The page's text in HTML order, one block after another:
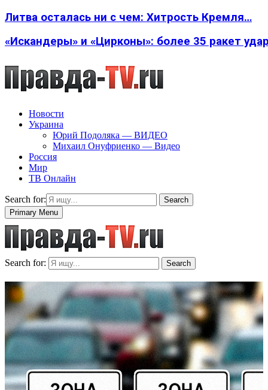
Литва осталась ни с чем: Хитрость Кремля…
«Искандеры» и «Цирконы»: более 35 ракет
Новости
Украина
Юрий Подоляка — ВИДЕО
Михаил Онуфриенко — Видео
Россия
Мир
ТВ Онлайн
Search for:
Search
Primary Menu
Search for: Search